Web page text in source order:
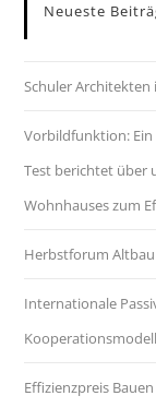
Neueste
Schuler Architekten
Vorbildfunktion:
Test berichtet über
Wohnhauses zum
Herbstforum
Internationale
Effizienzpreis